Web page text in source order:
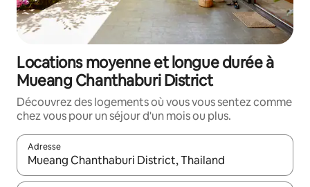
Locations moyenne et longue durée à
Mueang Chanthaburi District
Découvrez des logements où vous vous sentez comme
chez vous pour un séjour d'un mois ou plus.
Adresse
Lorsque les résultats s'affichent, utilisez les flèches vers le